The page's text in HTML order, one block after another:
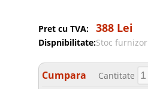
Pret cu TVA: 388 Lei
Dispnibilitate:Stoc furnizor
Cumpara
Cantitate